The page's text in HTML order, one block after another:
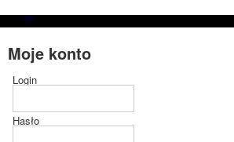
Moje konto
Login
Hasło